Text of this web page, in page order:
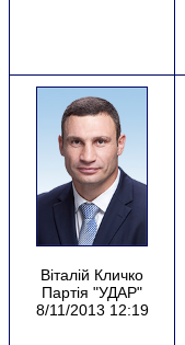
Віталій Кличко
Партія "УДАР"
8/11/2013 12:19